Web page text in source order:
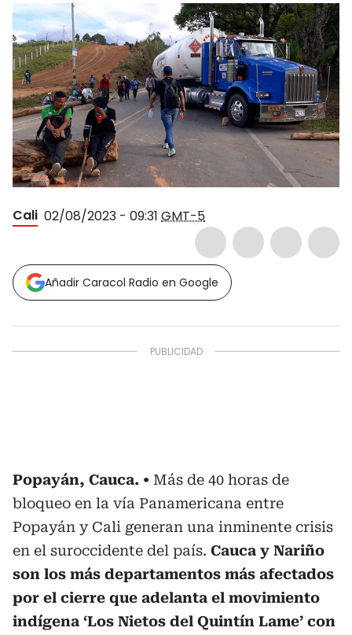
Cali 02/08/2023 - 09:31 GMT-5
Añadir Caracol Radio en Google
Popayán, Cauca.
Más de 40 horas de
bloqueo en la vía Panamericana entre
Popayán y Cali generan una inminente crisis
en el suroccidente del país. Cauca y Nariño
son los más departamentos más afectados
por el cierre que adelanta el movimiento
indígena ‘Los Nietos del Quintín Lame’ con